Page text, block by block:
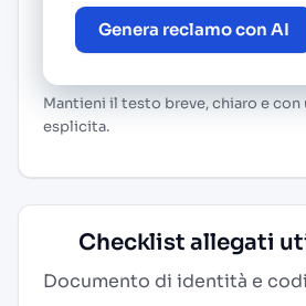
Genera reclamo con AI
Mantieni il testo breve, chiaro e con
esplicita.
Checklist allegati
Documento di identità e